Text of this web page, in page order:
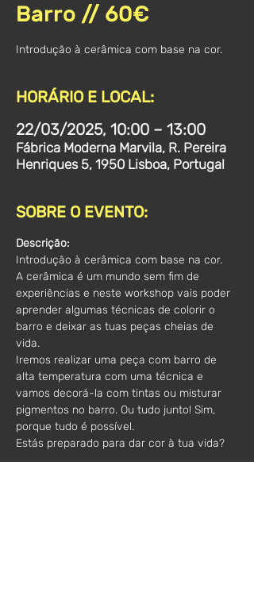
Barro // 60€
Introdução à cerâmica com base na cor.
HORÁRIO E LOCAL:
22/03/2025, 10:00 – 13:00
Fábrica Moderna Marvila, R. Pereira
Henriques 5, 1950 Lisboa, Portugal
SOBRE O EVENTO:
Descrição:
Introdução à cerâmica com base na cor.
A cerâmica é um mundo sem fim de
experiências e neste workshop vais poder
aprender algumas técnicas de colorir o
barro e deixar as tuas peças cheias de
vida.
Iremos realizar uma peça com barro de
alta temperatura com uma técnica e
vamos decorá-la com tintas ou misturar
pigmentos no barro. Ou tudo junto! Sim,
porque tudo é possível.
Estás preparado para dar cor à tua vida?